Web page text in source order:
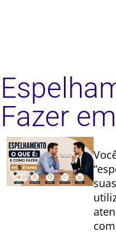
Fazer